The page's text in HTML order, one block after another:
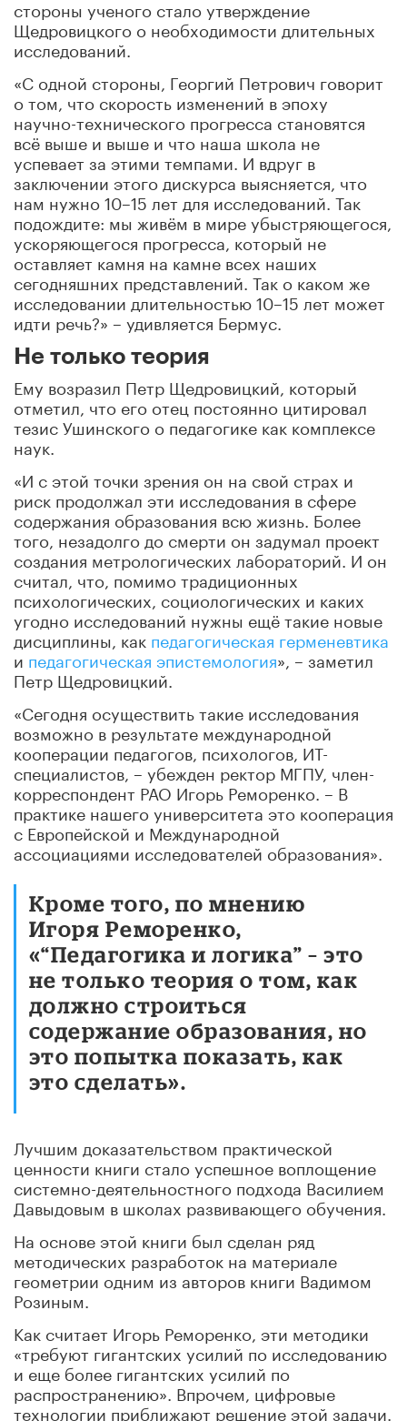
стороны ученого стало утверждение
Щедровицкого о необходимости длительных
исследований.
«С одной стороны, Георгий Петрович говорит
о том, что скорость изменений в эпоху
научно-технического прогресса становятся
всё выше и выше и что наша школа не
успевает за этими темпами. И вдруг в
заключении этого дискурса выясняется, что
нам нужно 10–15 лет для исследований. Так
подождите: мы живём в мире убыстряющегося,
ускоряющегося прогресса, который не
оставляет камня на камне всех наших
сегодняшних представлений. Так о каком же
исследовании длительностью 10–15 лет может
идти речь?» – удивляется Бермус.
Не только теория
Ему возразил Петр Щедровицкий, который
отметил, что его отец постоянно цитировал
тезис Ушинского о педагогике как комплексе
наук.
«И с этой точки зрения он на свой страх и
риск продолжал эти исследования в сфере
содержания образования всю жизнь. Более
того, незадолго до смерти он задумал проект
создания метрологических лабораторий. И он
считал, что, помимо традиционных
психологических, социологических и каких
угодно исследований нужны ещё такие новые
дисциплины, как педагогическая герменевтика
и педагогическая эпистемология», – заметил
Петр Щедровицкий.
«Сегодня осуществить такие исследования
возможно в результате международной
кооперации педагогов, психологов, ИТ-
специалистов, – убежден ректор МГПУ, член-
корреспондент РАО Игорь Реморенко. – В
практике нашего университета это кооперация
с Европейской и Международной
ассоциациями исследователей образования».
Кроме того, по мнению
Игоря Реморенко,
«“Педагогика и логика” – это
не только теория о том, как
должно строиться
содержание образования, но
это попытка показать, как
это сделать».
Лучшим доказательством практической
ценности книги стало успешное воплощение
системно-деятельностного подхода Василием
Давыдовым в школах развивающего обучения.
На основе этой книги был сделан ряд
методических разработок на материале
геометрии одним из авторов книги Вадимом
Розиным.
Как считает Игорь Реморенко, эти методики
«требуют гигантских усилий по исследованию
и еще более гигантских усилий по
распространению». Впрочем, цифровые
технологии приближают решение этой задачи.